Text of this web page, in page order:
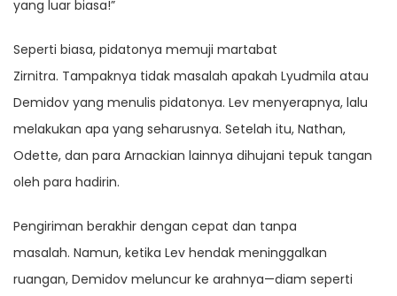
yang luar biasa!”
Seperti biasa, pidatonya memuji martabat
Zirnitra. Tampaknya tidak masalah apakah Lyudmila atau
Demidov yang menulis pidatonya. Lev menyerapnya, lalu
melakukan apa yang seharusnya. Setelah itu, Nathan,
Odette, dan para Arnackian lainnya dihujani tepuk tangan
oleh para hadirin.
Pengiriman berakhir dengan cepat dan tanpa
masalah. Namun, ketika Lev hendak meninggalkan
ruangan, Demidov meluncur ke arahnya—diam seperti